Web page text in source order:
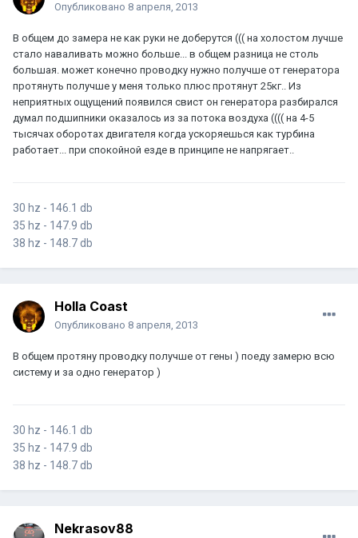
Опубликовано 8 апреля, 2013
В общем до замера не как руки не доберутся ((( на холостом лучше
стало наваливать можно больше... в общем разница не столь
большая. может конечно проводку нужно получше от генератора
протянуть получше у меня только плюс протянут 25кг.. Из
неприятных ощущений появился свист он генератора разбирался
думал подшипники оказалось из за потока воздуха (((( на 4-5
тысячах оборотах двигателя когда ускоряешься как турбина
работает... при спокойной езде в принципе не напрягает..
30 hz - 146.1 db
35 hz - 147.9 db
38 hz - 148.7 db
Holla Coast
Опубликовано 8 апреля, 2013
В общем протяну проводку получше от гены ) поеду замерю всю
систему и за одно генератор )
30 hz - 146.1 db
35 hz - 147.9 db
38 hz - 148.7 db
Nekrasov88